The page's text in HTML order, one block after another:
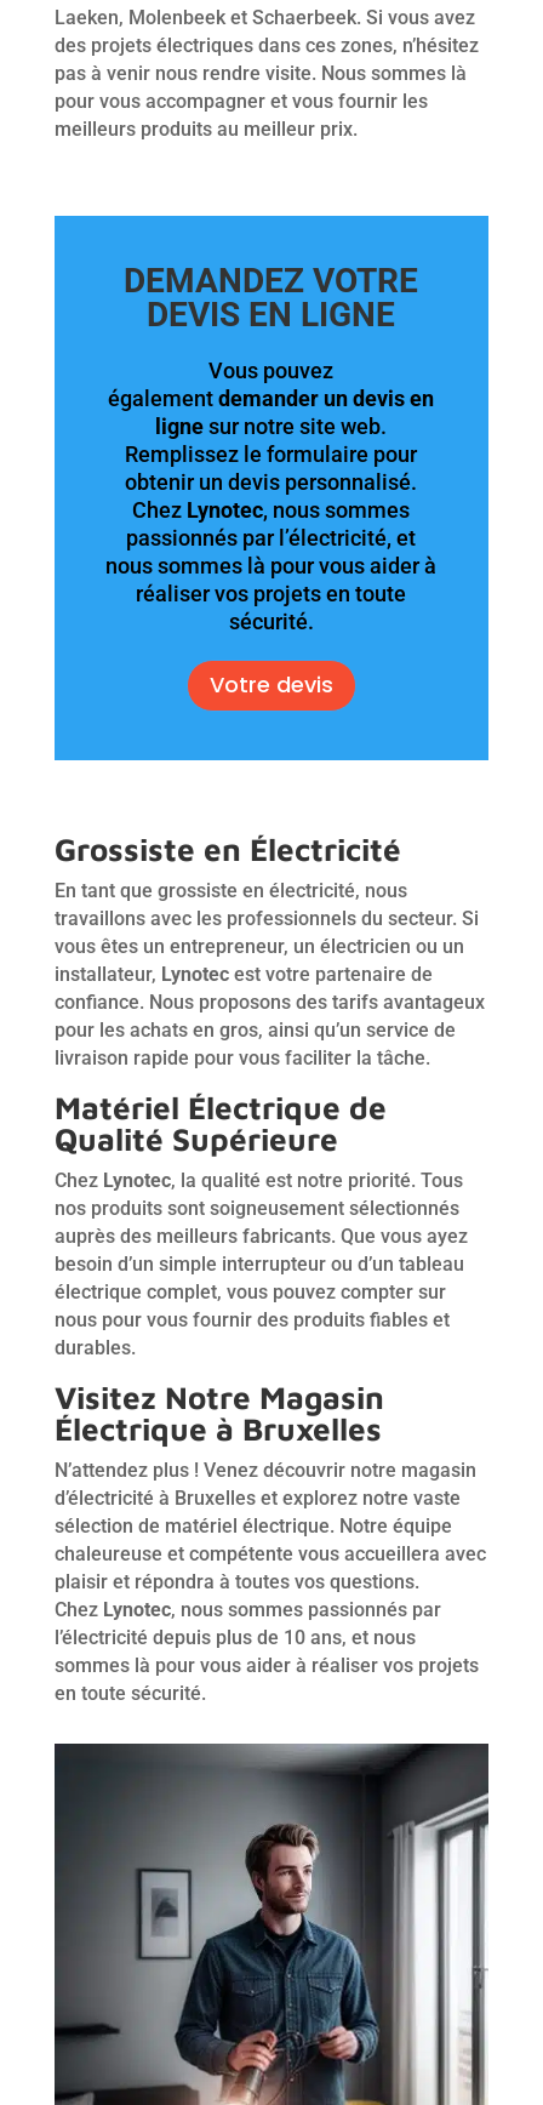
Laeken, Molenbeek et Schaerbeek. Si vous avez
des projets électriques dans ces zones, n’hésitez
pas à venir nous rendre visite. Nous sommes là
pour vous accompagner et vous fournir les
meilleurs produits au meilleur prix.
DEMANDEZ VOTRE
DEVIS EN LIGNE
Vous pouvez
également demander un devis en
ligne sur notre site web.
Remplissez le formulaire pour
obtenir un devis personnalisé.
Chez Lynotec, nous sommes
passionnés par l’électricité, et
nous sommes là pour vous aider à
réaliser vos projets en toute
sécurité.
Votre devis
Grossiste en Électricité
En tant que grossiste en électricité, nous
travaillons avec les professionnels du secteur. Si
vous êtes un entrepreneur, un électricien ou un
installateur, Lynotec est votre partenaire de
confiance. Nous proposons des tarifs avantageux
pour les achats en gros, ainsi qu’un service de
livraison rapide pour vous faciliter la tâche.
Matériel Électrique de
Qualité Supérieure
Chez Lynotec, la qualité est notre priorité. Tous
nos produits sont soigneusement sélectionnés
auprès des meilleurs fabricants. Que vous ayez
besoin d’un simple interrupteur ou d’un tableau
électrique complet, vous pouvez compter sur
nous pour vous fournir des produits fiables et
durables.
Visitez Notre Magasin
Électrique à Bruxelles
N’attendez plus ! Venez découvrir notre magasin
d’électricité à Bruxelles et explorez notre vaste
sélection de matériel électrique. Notre équipe
chaleureuse et compétente vous accueillera avec
plaisir et répondra à toutes vos questions.
Chez Lynotec, nous sommes passionnés par
l’électricité depuis plus de 10 ans, et nous
sommes là pour vous aider à réaliser vos projets
en toute sécurité.